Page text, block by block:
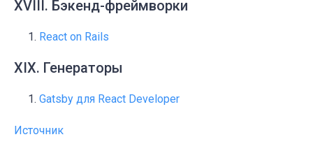
XVIII. Бэкенд-фреймворки
React on Rails
XIX. Генераторы
Gatsby для React Developer
Источник